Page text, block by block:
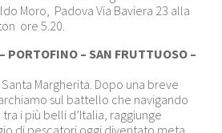
Moro, Padova Via Baviera 23 alla
ore 5.20.
PORTOFINO – SAN FRUTTUOSO –
Margherita. Dopo una breve
sul battello che navigando
i più belli d’Italia, raggiunge
di pescatori oggi diventato meta